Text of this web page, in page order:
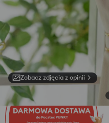
Zobacz zdjęcia z opinii